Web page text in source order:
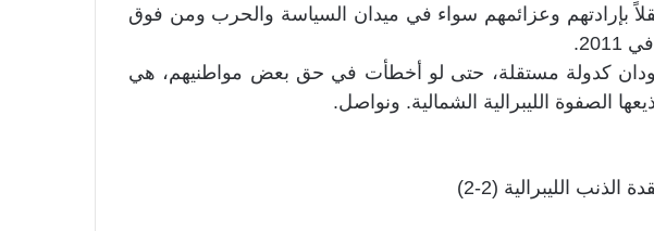
بإرادتهم وعزائمهم سواء في ميدان السياسة والحرب ومن فوق
كدولة مستقلة، حتى لو أخطأت في حق بعض مواطنيهم، هي
الصفوة الليبرالية الشمالية. ونواصل.
الليبرالية (2-2)